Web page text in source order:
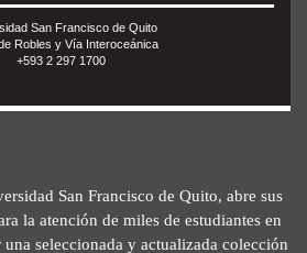
San Francisco de Quito
Robles y Vía Interoceánica
+593 2 297 1700
San Francisco de Quito, abre sus
la atención de miles de estudiantes en
seleccionada y actualizada colección